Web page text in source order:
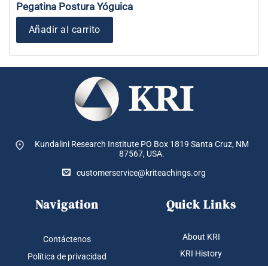
Pegatina Postura Yóguica
Añadir al carrito
Kundalini Research Institute PO Box 1819 Santa Cruz, NM
87567, USA.
customerservice@kriteachings.org
Navigation
Contáctenos
Política de privacidad
Quick Links
About KRI
KRI History